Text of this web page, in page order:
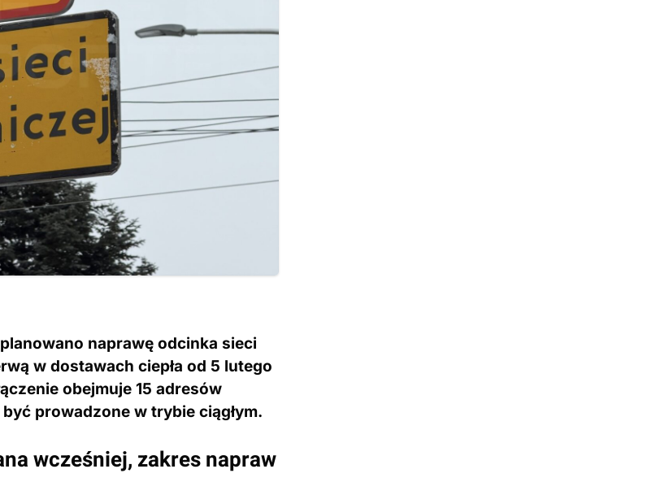
naprawę odcinka sieci
w dostawach ciepła od 5 lutego
obejmuje 15 adresów
prowadzone w trybie ciągłym.
wcześniej, zakres napraw